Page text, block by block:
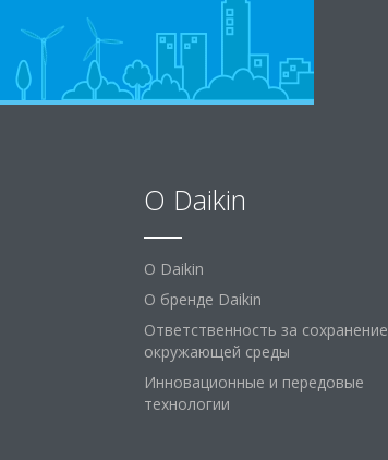
O Daikin
O Daikin
О бренде Daikin
Ответственность за сохранение
окружающей среды
Инновационные и передовые
технологии